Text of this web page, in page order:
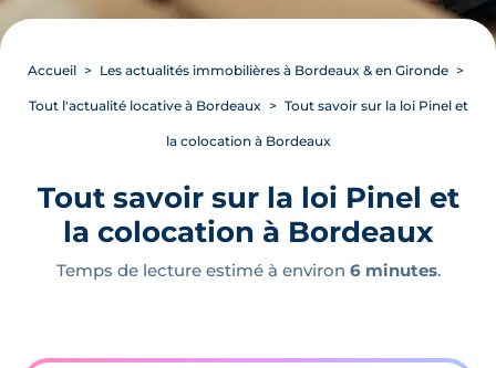
Accueil Les actualités immobilières à Bordeaux & en Gironde
Tout l'actualité locative à Bordeaux Tout savoir sur la loi Pinel et
la colocation à Bordeaux
Tout savoir sur la loi Pinel et
la colocation à Bordeaux
Temps de lecture estimé à environ 6 minutes.